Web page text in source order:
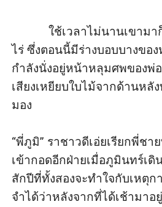
ใช้เวลาไม่นานเขามาก็
ไร่ ซึ่งตอนนี้มีร่างบอบบางขอ
กำลังนั่งอยู่หน้าหลุมศพของพ่
เสียงเหยียบใบไม้จากด้านหลั
มอง
“พี่ภูมิ” ราชาวดีเอ่ยเรียกพี่ช
เข้ากอดอีกฝ่ายเมื่อภูมินทร์เดิ
สักปีที่ทั้งสองจะทำใจกับเหตุ
จำได้ว่าหลังจากที่ได้เช้ามาอ